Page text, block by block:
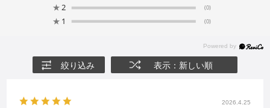
★2 (0)
★ 1 (0)
絞り込み 表示：新しい順
2026.4.25